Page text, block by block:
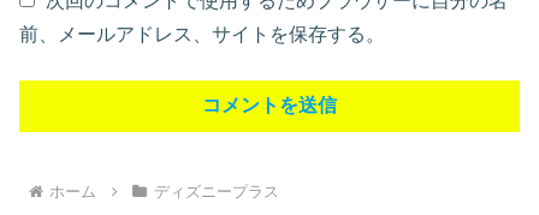
前、メールアドレス、サイトを保存する。
ホーム ディズニープラス